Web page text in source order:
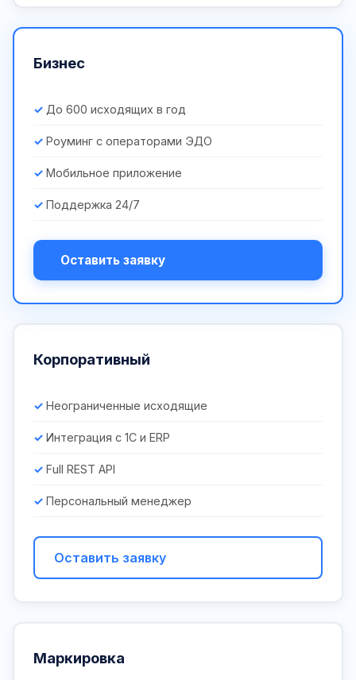
Бизнес
До 600 исходящих в год
Роуминг с операторами ЭДО
Мобильное приложение
Поддержка 24/7
Оставить заявку
Корпоративный
Неограниченные исходящие
Интеграция с 1С и ERP
Full REST API
Персональный менеджер
Оставить заявку
Маркировка